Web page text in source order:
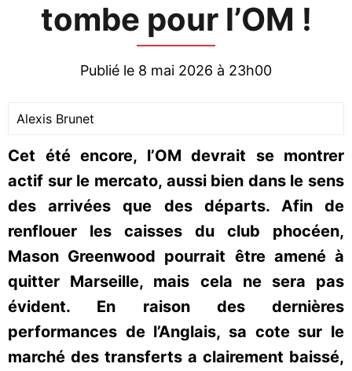
tombe pour l’OM !
Publié le 8 mai 2026 à 23h00
Alexis Brunet
Cet été encore, l’OM devrait se montrer
actif sur le mercato, aussi bien dans le sens
des arrivées que des départs. Afin de
renflouer les caisses du club phocéen,
Mason Greenwood pourrait être amené à
quitter Marseille, mais cela ne sera pas
évident. En raison des dernières
performances de l’Anglais, sa cote sur le
marché des transferts a clairement baissé,